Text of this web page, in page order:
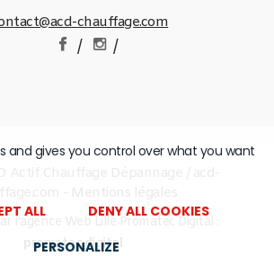
chauffage.com
/ /
Actif Chauffage Dépannage / acd-
promatec.digital
and gives you control over what you want
ALL
DENY ALL COOKIES
PERSONALIZE